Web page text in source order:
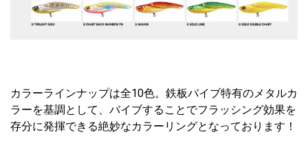
カラーラインナップは全10色。鉄板バイブ特有のメタルカ
ラーを基調として、バイブすることでフラッシング効果を
存分に発揮できる絶妙なカラーリングとなっております！